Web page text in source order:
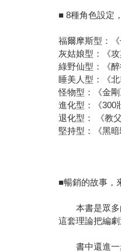
■ 8種角色設定
福爾摩斯型：
灰姑娘型：《
綠野仙型：《
睡美人型：《
怪物型：《金
進化型：《300
退化型： 《教
堅持型：《黑
■暢銷的故事，
本書是眾多的
這套理論把編
書中還進一步